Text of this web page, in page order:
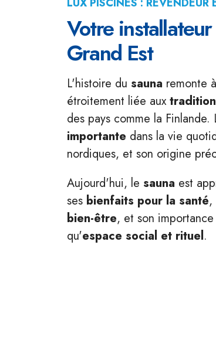
Votre
Grand Est
L'histoire du sauna remonte
étroitement liée aux
des pays comme la
importante dans la vie
nordiques, et son origine
Aujourd'hui, le sauna est
ses bienfaits pour la santé,
bien-être, et son
qu'espace social et rituel.